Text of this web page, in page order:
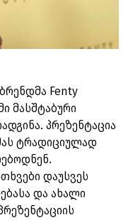
Fenty
მასშტაბური
პრეზენტაცია
ტრადიციულად
დაუსვეს
და ახალი